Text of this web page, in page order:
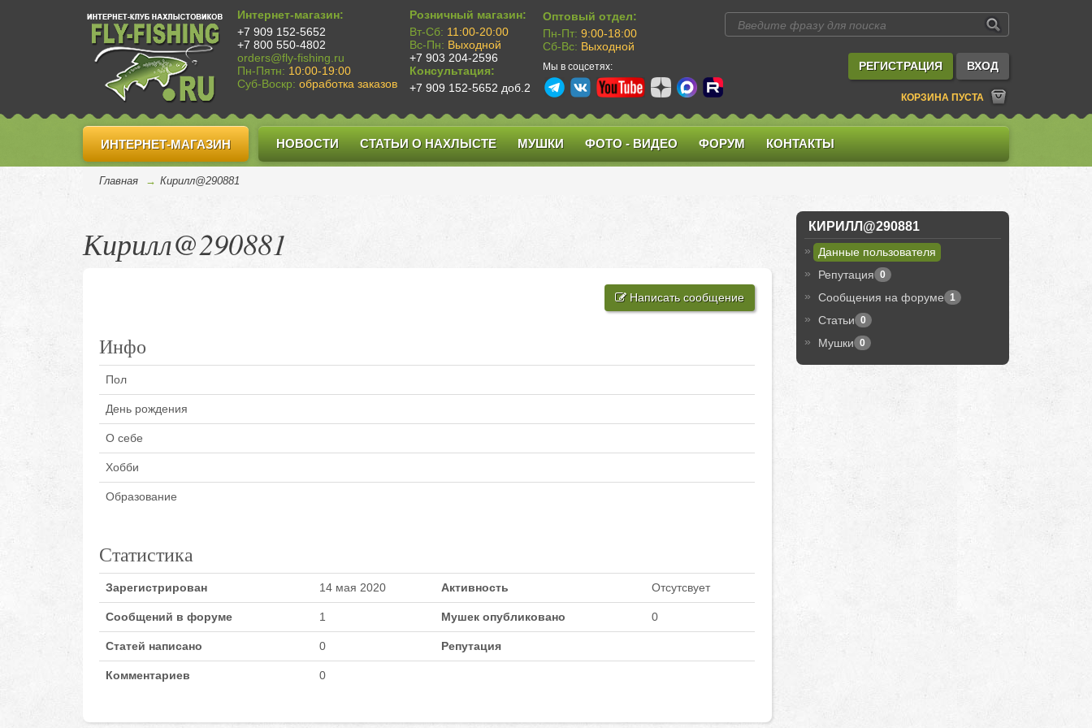
Интернет-магазин:
+7 909 152-5652
+7 800 550-4802
orders@fly-fishing.ru
Пн-Пятн: 10:00-19:00
Суб-Воскр: обработка заказов
Розничный магазин:
Вт-Сб: 11:00-20:00
Вс-Пн: Выходной
+7 903 204-2596
Консультация:
+7 909 152-5652 доб.2
Оптовый отдел:
Пн-Пт: 9:00-18:00
Сб-Вс: Выходной
Мы в соцсетях: РЕГИСТРАЦИЯ ВХОД
КОРЗИНА ПУСТА
ИНТЕРНЕТ-МАГАЗИН НОВОСТИ СТАТЬИ О НАХЛЫСТЕ МУШКИ ФОТО - ВИДЕО ФОРУМ КОНТАКТЫ
Главная → Кирилл@290881
Кирилл@290881
Написать сообщение
Инфо
Пол
День рождения
О себе
Хобби
Образование
Статистика
Зарегистрирован 14 мая 2020 Активность Отсутсвует
Сообщений в форуме 1 Мушек опубликовано 0
Статей написано 0 Репутация
Комментариев 0
КИРИЛЛ@290881
Данные пользователя
Репутация 0
Сообщения на форуме 1
Cтатьи 0
Мушки 0